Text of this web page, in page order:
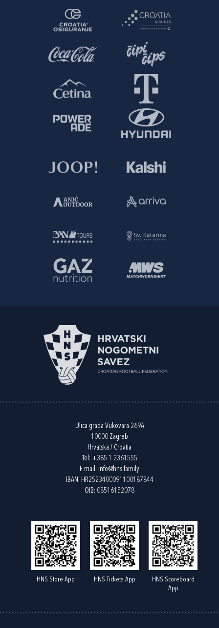
Ulica grada Vukovara 269A
10000 Zagreb
Hrvatska / Croatia
Tel: +385 1 2361555
E-mail: info@hns.family
IBAN: HR2523400091100187844
OIB: 08516152078
HNS Store App HNS Tickets App
HNS Scoreboard
App